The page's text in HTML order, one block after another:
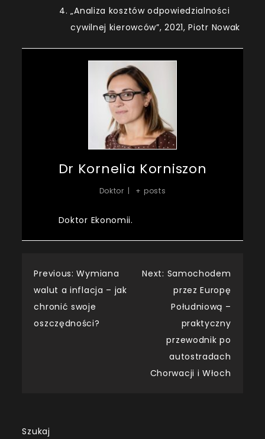
„Analiza kosztów odpowiedzialności
cywilnej kierowców”, 2021, Piotr Nowak
Dr Kornelia Korniszon
Doktor | + posts
Doktor Ekonomii.
Nawigacja
wpisu
Previous: Wymiana
walut a inflacja – jak
chronić swoje
oszczędności?
Next: Samochodem
przez Europę
Południową –
praktyczny
przewodnik po
autostradach
Chorwacji i Włoch
Szukaj